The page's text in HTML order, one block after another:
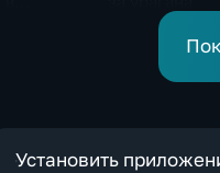
Установить